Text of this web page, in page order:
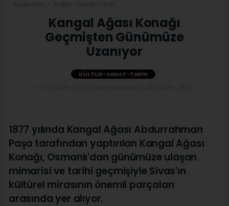
Kangal Ağası Konağı
Geçmişten Günümüze
Uzanıyor
KÜLTÜR-SANAT-TARIH
1877 yılında Kangal Ağası Abdurrahman
Paşa tarafından yaptırılan Kangal Ağası
Konağı, Osmanlı'dan günümüze ulaşan
mimarisi ve tarihi geçmişiyle Sivas'ın
kültürel mirasının önemli parçaları
arasında yer alıyor.